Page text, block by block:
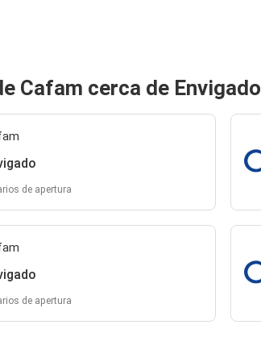
Cafam cerca de Envigado
de apertura
de apertura